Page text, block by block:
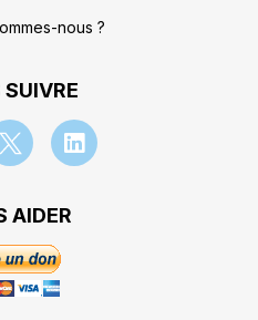
nous ?
SUIVRE
AIDER